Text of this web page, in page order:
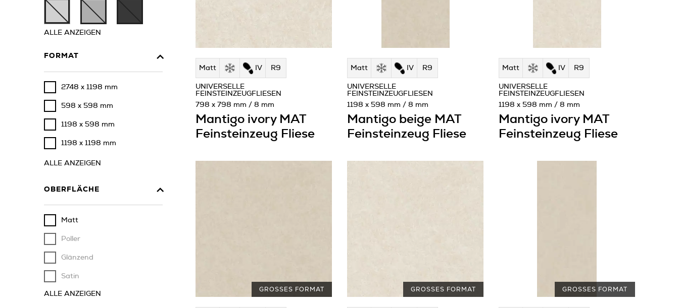
ALLE ANZEIGEN
FORMAT
2748 x 1198 mm
598 x 598 mm
1198 x 598 mm
1198 x 1198 mm
ALLE ANZEIGEN
OBERFLÄCHE
Matt
Poller
Glänzend
Satin
ALLE ANZEIGEN
Matt IV R9
Mantigo ivory MAT
Feinsteinzeug Fliese
UNIVERSELLE
FEINSTEINZEUGFLIESEN
798 x 798 mm / 8 mm
Matt IV R9
Mantigo beige MAT
Feinsteinzeug Fliese
UNIVERSELLE
FEINSTEINZEUGFLIESEN
1198 x 598 mm / 8 mm
Matt IV R9
Mantigo ivory MAT
Feinsteinzeug Fliese
UNIVERSELLE
FEINSTEINZEUGFLIESEN
1198 x 598 mm / 8 mm
GROSSES FORMAT GROSSES FORMAT GROSSES FORMAT